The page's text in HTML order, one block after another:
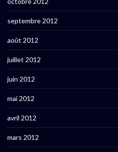
septembre 2012
août 2012
juillet 2012
juin 2012
mai 2012
avril 2012
mars 2012